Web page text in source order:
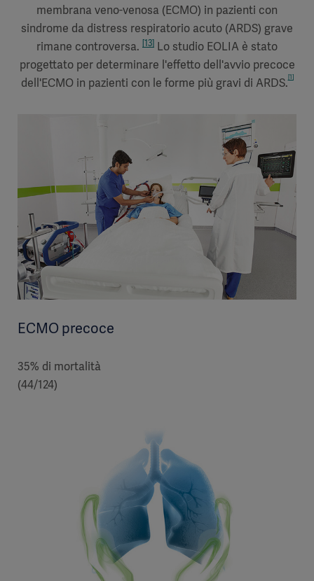
membrana veno-venosa (ECMO) in pazienti con
sindrome da distress respiratorio acuto (ARDS) grave
rimane controversa. [13] Lo studio EOLIA è stato
progettato per determinare l'effetto dell'avvio precoce
dell'ECMO in pazienti con le forme più gravi di ARDS.[1]
ECMO precoce
35% di mortalità
(44/124)